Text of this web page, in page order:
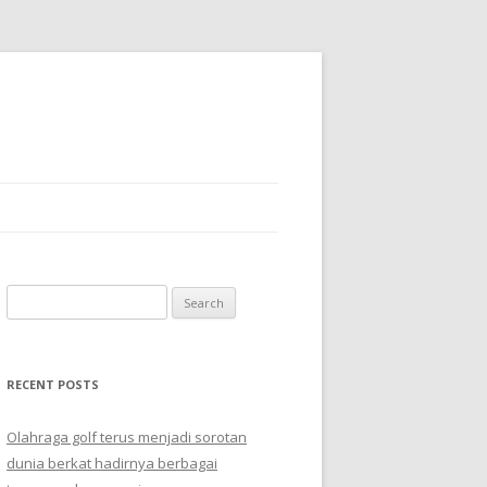
for:
RECENT POSTS
Olahraga golf terus menjadi sorotan
dunia berkat hadirnya berbagai